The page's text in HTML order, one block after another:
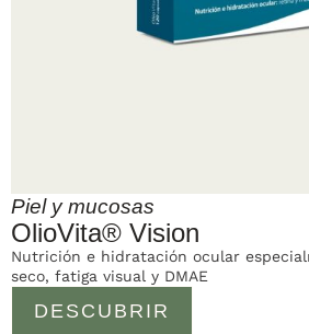
Piel y mucosas
OlioVita® Vision
DESCUBRIR
Nutrición e hidratación ocular
seco, fatiga visual y DMAE